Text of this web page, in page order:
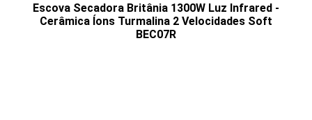
Escova Secadora Britânia 1300W Luz Infrared -
Cerâmica Íons Turmalina 2 Velocidades Soft
BEC07R